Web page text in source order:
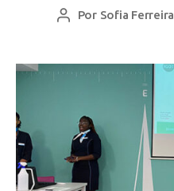
Por Sofia Ferreira